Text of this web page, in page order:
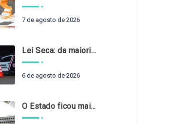
7 de agosto de 2026
Lei Seca: da maioridade à maturidade
6 de agosto de 2026
O Estado ficou mais complexo. O controle precisa acompanhar